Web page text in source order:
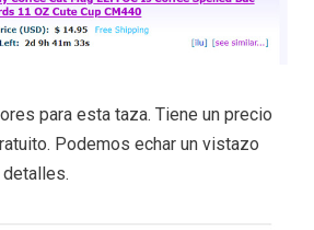
para esta taza. Tiene un precio
Podemos echar un vistazo